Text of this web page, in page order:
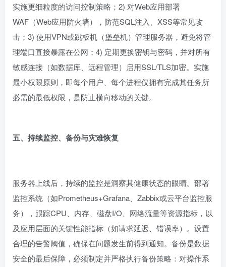
实施更细粒度的访问控制策略；2) 对Web应用部署
WAF（Web应用防火墙），防范SQL注入、XSS等常见攻
击；3) 使用VPN或跳板机（堡垒机）管理服务器，避免将管
理端口直接暴露在公网；4) 定期更换密钥与密码，并对所有
敏感连接（如数据库、远程管理）启用SSL/TLS加密。实施
最小权限原则，即每个用户、每个进程仅拥有完成其任务所
必需的最低权限，是防止横向移动的关键。
五、持续监控、备份与灾难恢复
服务器上线后，持续的监控是洞察其健康状态的眼睛。部署
监控系统（如Prometheus+Grafana、Zabbix或云平台监控服
务），跟踪CPU、内存、磁盘I/O、网络流量等资源指标，以
及应用层面的关键性能指标（如请求延迟、错误率）。设置
合理的告警阈值，确保在问题发生前得到通知。备份是数据
安全的最后保障，必须制定并严格执行备份策略：对操作系